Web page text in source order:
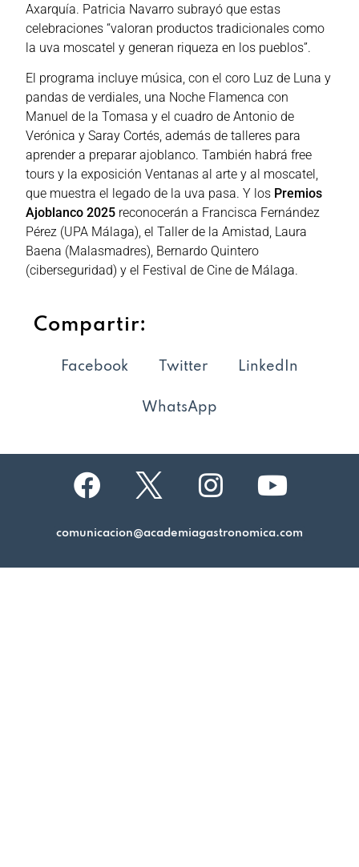
Axarquía. Patricia Navarro subrayó que estas
celebraciones “valoran productos tradicionales como
la uva moscatel y generan riqueza en los pueblos”.
El programa incluye música, con el coro Luz de Luna y
pandas de verdiales, una Noche Flamenca con
Manuel de la Tomasa y el cuadro de Antonio de
Verónica y Saray Cortés, además de talleres para
aprender a preparar ajoblanco. También habrá free
tours y la exposición Ventanas al arte y al moscatel,
que muestra el legado de la uva pasa. Y los Premios
Ajoblanco 2025 reconocerán a Francisca Fernández
Pérez (UPA Málaga), el Taller de la Amistad, Laura
Baena (Malasmadres), Bernardo Quintero
(ciberseguridad) y el Festival de Cine de Málaga.
Compartir:
Facebook Twitter LinkedIn
WhatsApp
comunicacion@academiagastronomica.com